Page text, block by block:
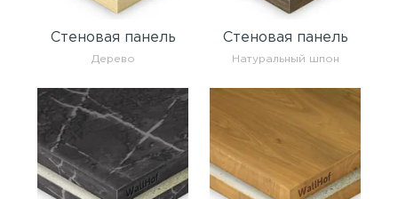
Стеновая панель
Дерево
Стеновая панель
Натуральный шпон